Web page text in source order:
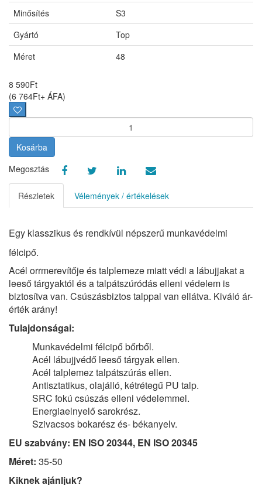
Minősítés
S3
Gyártó
Top
Méret
48
8 590Ft
(6 764Ft+ ÁFA)
Kosárba
Megosztás
Részletek Vélemények / értékelések
Egy klasszikus és rendkívül népszerű munkavédelmi
félcipő.
Acél orrmerevítője és talplemeze miatt védi a lábujjakat a
leeső tárgyaktól és a talpátszúródás elleni védelem is
biztosítva van. Csúszásbiztos talppal van ellátva. Kiváló ár-
érték arány!
Tulajdonságai:
Munkavédelmi félcipő bőrből.
Acél lábujjvédő leeső tárgyak ellen.
Acél talplemez talpátszúrás ellen.
Antisztatikus, olajálló, kétrétegű PU talp.
SRC fokú csúszás elleni védelemmel.
Energiaelnyelő sarokrész.
Szivacsos bokarész és- békanyelv.
EU szabvány: EN ISO 20344, EN ISO 20345
Méret: 35-50
Kiknek ajánljuk?